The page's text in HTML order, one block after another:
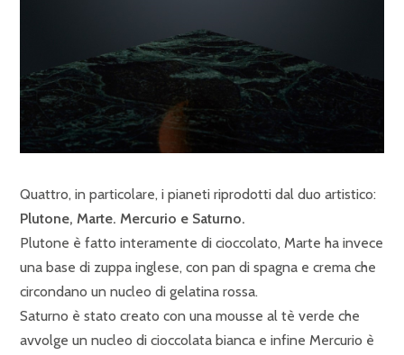
Quattro, in particolare, i pianeti riprodotti dal duo artistico:
Plutone, Marte. Mercurio e Saturno.
Plutone è fatto interamente di cioccolato, Marte ha invece
una base di zuppa inglese, con pan di spagna e crema che
circondano un nucleo di gelatina rossa.
Saturno è stato creato con una mousse al tè verde che
avvolge un nucleo di cioccolata bianca e infine Mercurio è